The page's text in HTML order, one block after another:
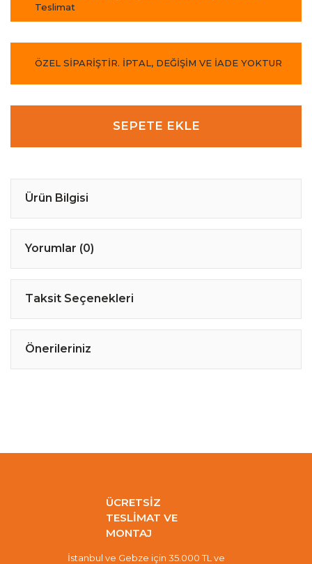
Teslimat
ÖZEL SİPARİŞTİR. İPTAL, DEĞİŞİM VE İADE YOKTUR
SEPETE EKLE
Ürün Bilgisi
Yorumlar (0)
Taksit Seçenekleri
Önerileriniz
ÜCRETSİZ
TESLİMAT VE
MONTAJ
İstanbul ve Gebze için 35.000 TL ve